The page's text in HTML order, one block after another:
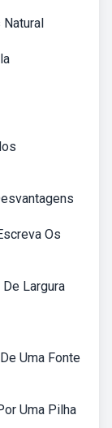
Natural
Os
Largura
Uma Fonte
Uma Pilha